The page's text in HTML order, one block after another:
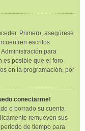
Primero, asegúrese
escritos
para
es posible que el foro
en la programación, por
conectarme!
o borrado su cuenta
remueven sus
de tiempo para